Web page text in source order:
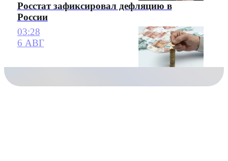
Росстат зафиксировал дефляцию в
России
03:28
6 АВГ